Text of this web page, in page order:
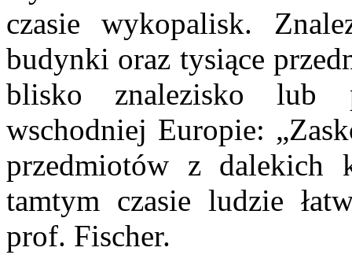
czasie wykopalisk.
budynki oraz tysiące
blisko znalezisko lub
wschodniej Europie:
przedmiotów z
tamtym czasie ludzie
prof. Fischer.